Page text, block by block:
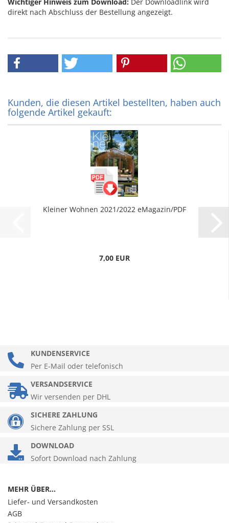
direkt nach Abschluss der Bestellung angezeigt.
Kunden, die diesen Artikel bestellten, haben auch
folgende Artikel gekauft:
Kleiner Wohnen 2021/2022 eMagazin/PDF
7,00 EUR
KUNDENSERVICE
Per E-Mail oder telefonisch
VERSANDSERVICE
Wir versenden per DHL
SICHERE ZAHLUNG
Sichere Zahlung per SSL
DOWNLOAD
Sofort Download nach Zahlung
MEHR ÜBER...
Liefer- und Versandkosten
AGB